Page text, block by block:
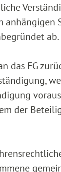
anhängigen
ab.
das FG
der